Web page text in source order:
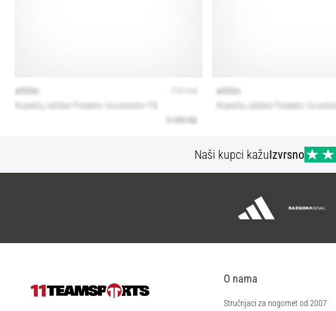
Naši kupci kažuIzvrsno
O nama
Stručnjaci za nogomet od 2007